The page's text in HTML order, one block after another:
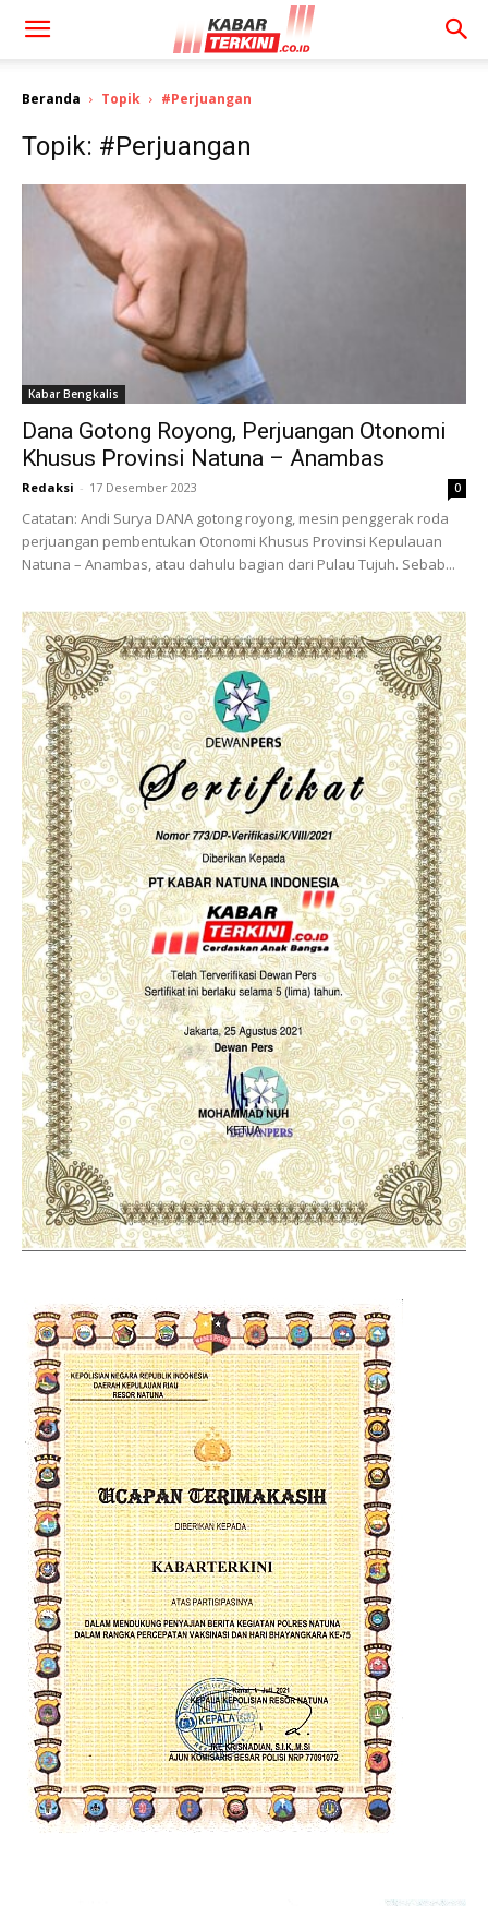
Beranda Topik #Perjuangan
Topik: #Perjuangan
Kabar Bengkalis
Dana Gotong Royong, Perjuangan Otonomi
Khusus Provinsi Natuna – Anambas
Redaksi - 17 Desember 2023 0
Catatan: Andi Surya DANA gotong royong, mesin penggerak roda
perjuangan pembentukan Otonomi Khusus Provinsi Kepulauan
Natuna – Anambas, atau dahulu bagian dari Pulau Tujuh. Sebab...